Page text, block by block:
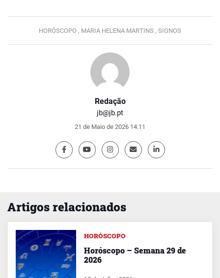
Redação
jb@jb.pt
21 de Maio de 2026 14:11
HORÓSCOPO , MARIA HELENA MARTINS , SIGNOS
Artigos relacionados
HORÓSCOPO
Horóscopo – Semana 29 de
2026